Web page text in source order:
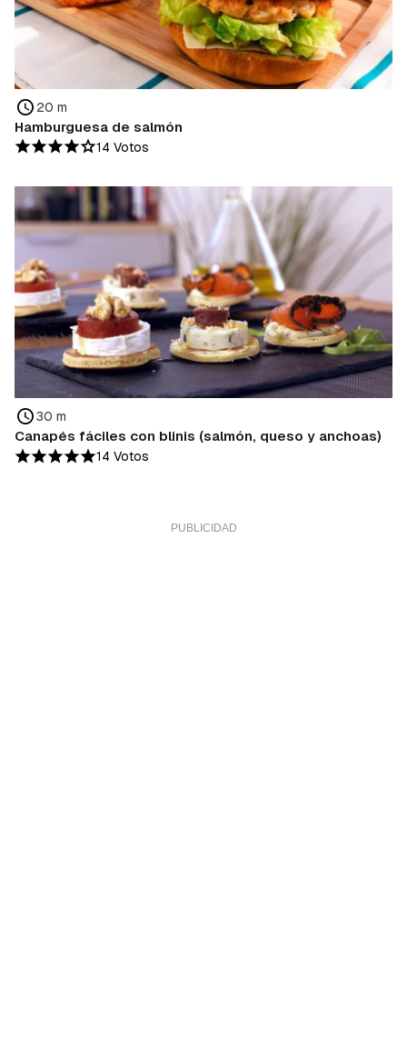
20 m
Hamburguesa de salmón
14 Votos
30 m
Canapés fáciles con blinis (salmón, queso y anchoas)
14 Votos